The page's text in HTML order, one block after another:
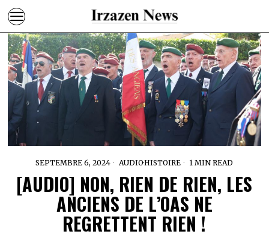
SEPTEMBRE 6, 2024 AUDIO·HISTOIRE 1 MIN READ
[AUDIO] NON, RIEN DE RIEN, LES
ANCIENS DE L’OAS NE
REGRETTENT RIEN !